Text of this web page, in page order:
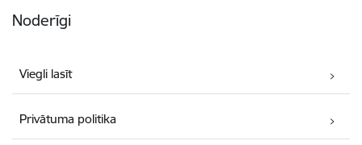
Noderīgi
Viegli lasīt
Privātuma politika